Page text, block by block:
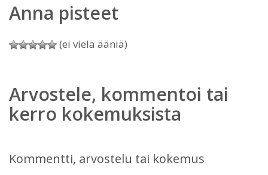
Anna pisteet
(ei vielä ääniä)
Arvostele, kommentoi tai
kerro kokemuksista
Kommentti, arvostelu tai kokemus